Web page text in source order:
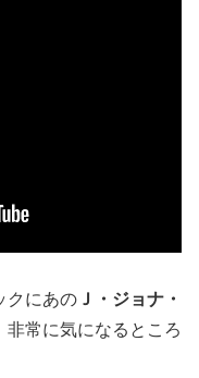
クにあの Ｊ・ジョナ・
非常に気になるところ